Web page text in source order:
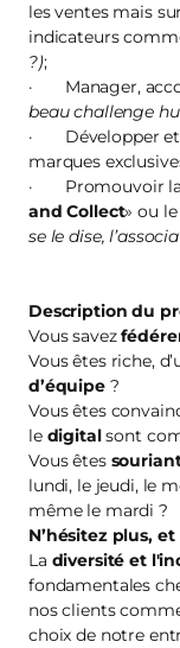
les ventes mais
indicateurs
?);
· Manager,
beau challenge
· Développer et
marques
· Promouvoir la
and Collect» ou
se le dise,
Description du
Vous savez
Vous êtes riche,
d’équipe ?
Vous êtes
le digitalsont
Vous êtes
lundi, le jeudi, le
même le mardi ?
N’hésitez plus, et
La diversité et
fondamentales
nos clients
choix de notre